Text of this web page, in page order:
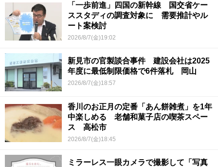
「一歩前進」四国の新幹線 国交省ケー
ススタディの調査対象に 需要推計やル
ート案検討
2026/8/7(金)19:02
新見市の官製談合事件 建設会社は2025
年度に最低制限価格で6件落札 岡山
2026/8/7(金)18:57
香川のお正月の定番「あん餅雑煮」を1年
中楽しめる 老舗和菓子店の喫茶スペー
ス 高松市
2026/8/7(金)18:45
ミラーレス一眼カメラで撮影して「写真